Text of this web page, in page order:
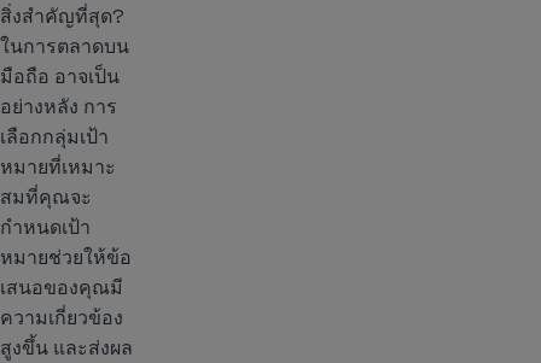
สิ่งสำคัญที่สุด?
ในการตลาดบน
มือถือ อาจเป็น
อย่างหลัง การ
เลือกกลุ่มเป้า
หมายที่เหมาะ
สมที่คุณจะ
กำหนดเป้า
หมายช่วยให้ข้อ
เสนอของคุณมี
ความเกี่ยวข้อง
สูงขึ้น และส่งผล